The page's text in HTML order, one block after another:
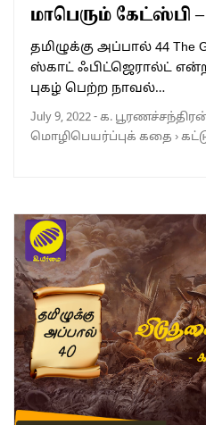
மாபெரும் கேட்ஸ்பி
தமிழுக்கு அப்பால் 44 The
ஸ்காட் ஃபிட்ஜெரால்ட்
புகழ் பெற்ற நாவல்…
July 9, 2022-க.
மொழிபெயர்ப்புக் கதை ›